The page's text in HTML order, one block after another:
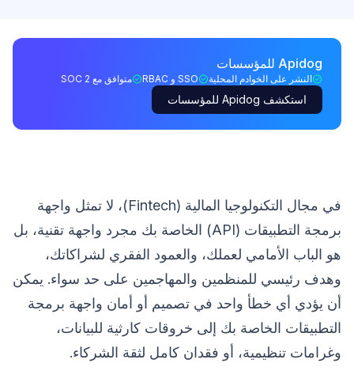
Apidog للمؤسسات
النشر على الخوادم المحلية SSO و RBAC متوافق مع SOC 2
استكشف Apidog للمؤسسات
في مجال التكنولوجيا المالية (Fintech)، لا تمثل واجهة
برمجة التطبيقات (API) الخاصة بك مجرد واجهة تقنية، بل
هو الباب الأمامي لعملك، والعمود الفقري لشراكاتك،
وهدف رئيسي للمنظمين والمهاجمين على حد سواء. يمكن
أن يؤدي أي خطأ واحد في تصميم أو أمان واجهة برمجة
التطبيقات الخاصة بك إلى خروقات كارثية للبيانات،
وغرامات تنظيمية، أو فقدان كامل لثقة الشركاء.